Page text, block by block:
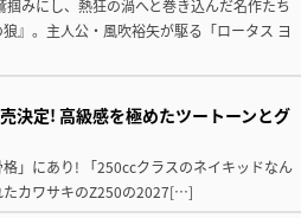
みにし、熱狂の渦へと巻き込んだ名作たち
』。主人公・風吹裕矢が駆る「ロータス ヨ
決定! 高級感を極めたツートーンとグ
」にあり! 「250ccクラスのネイキッドなん
たカワサキのZ250の2027[…]